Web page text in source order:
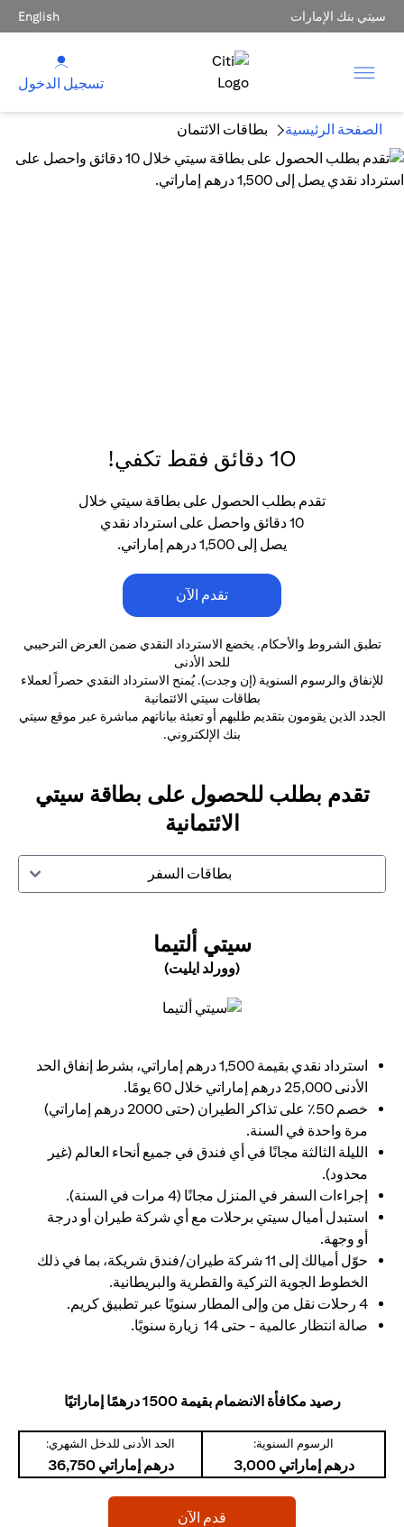
سيتي بنك الإمارات English
تسجيل الدخول
الصفحة الرئيسية بطاقات الائتمان
10 دقائق فقط تكفي!
تقدم بطلب الحصول على بطاقة سيتي خلال
10 دقائق واحصل على استرداد نقدي
يصل إلى 1,500 درهم إماراتي.
تقدم الآن
تطبق الشروط والأحكام. يخضع الاسترداد النقدي ضمن العرض الترحيبي
للحد الأدنى
للإنفاق والرسوم السنوية (إن وجدت). يُمنح الاسترداد النقدي حصراً لعملاء
بطاقات سيتي الائتمانية
الجدد الذين يقومون بتقديم طلبهم أو تعبئة بياناتهم مباشرة عبر موقع سيتي
بنك الإلكتروني.
تقدم بطلب للحصول على بطاقة سيتي
الائتمانية
بطاقات السفر
سيتي ألتيما
(وورلد ايليت)
استرداد نقدي بقيمة 1,500 درهم إماراتي، بشرط إنفاق الحد
الأدنى 25,000 درهم إماراتي خلال 60 يومًا.
خصم 50٪ على تذاكر الطيران (حتى 2000 درهم إماراتي)
مرة واحدة في السنة.
الليلة الثالثة مجانًا في أي فندق في جميع أنحاء العالم (غير
محدود).
إجراءات السفر في المنزل مجانًا (4 مرات في السنة).
استبدل أميال سيتي برحلات مع أي شركة طيران أو درجة
أو وجهة.
حوّل أميالك إلى 11 شركة طيران/فندق شريكة، بما في ذلك
الخطوط الجوية التركية والقطرية والبريطانية.
4 رحلات نقل من وإلى المطار سنويًا عبر تطبيق كريم.
صالة انتظار عالمية - حتى 14 زيارة سنويًا.
رصيد مكافأة الانضمام بقيمة 1500 درهمًا إماراتيًا
الرسوم السنوية:
درهم إماراتي 3,000
الحد الأدنى للدخل الشهري:
درهم إماراتي 36,750
قدم الآن